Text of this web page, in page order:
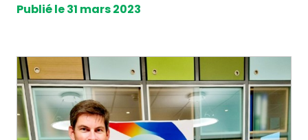
Publié le 31 mars 2023